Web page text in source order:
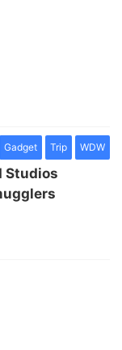
Gadget Trip WDW
Studios